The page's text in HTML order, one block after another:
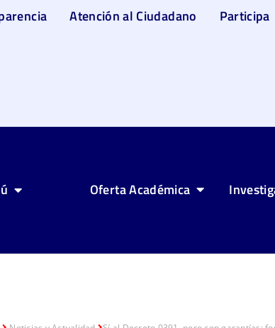
Atención al Ciudadano Participa
Oferta Académica